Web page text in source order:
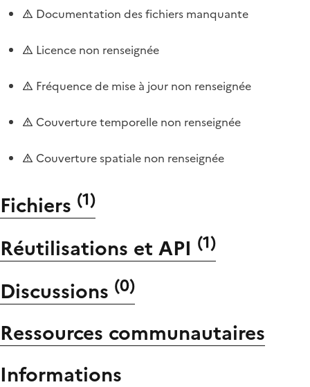
Documentation des fichiers manquante
Licence non renseignée
Fréquence de mise à jour non renseignée
Couverture temporelle non renseignée
Couverture spatiale non renseignée
Fichiers (1)
Réutilisations et API (1)
Discussions (0)
Ressources communautaires
Informations